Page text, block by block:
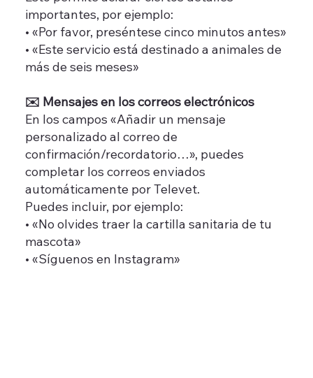
importantes, por ejemplo:
• «Por favor, preséntese cinco minutos antes»
• «Este servicio está destinado a animales de
más de seis meses»
✉️ Mensajes en los correos electrónicos
En los campos «Añadir un mensaje
personalizado al correo de
confirmación/recordatorio…», puedes
completar los correos enviados
automáticamente por Televet.
Puedes incluir, por ejemplo:
• «No olvides traer la cartilla sanitaria de tu
mascota»
• «Síguenos en Instagram»